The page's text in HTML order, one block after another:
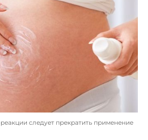
следует прекратить применение